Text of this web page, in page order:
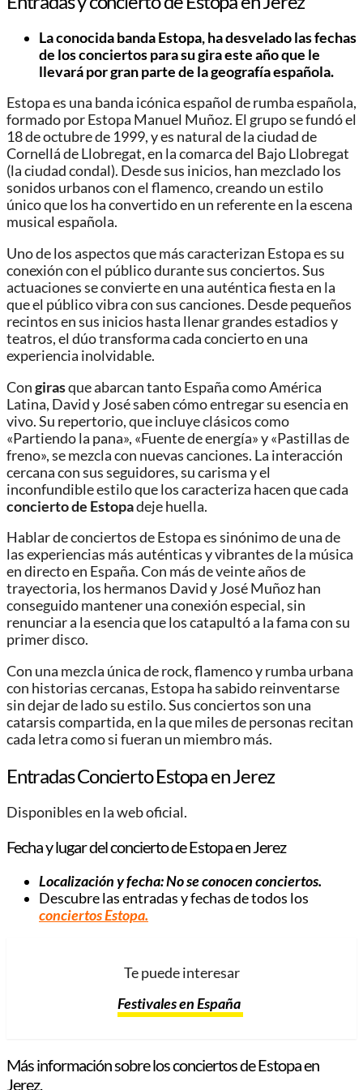
La conocida banda Estopa, ha desvelado las fechas
de los conciertos para su gira este año que le
llevará por gran parte de la geografía española.
Estopa es una banda icónica español de rumba española,
formado por Estopa Manuel Muñoz. El grupo se fundó el
18 de octubre de 1999, y es natural de la ciudad de
Cornellá de Llobregat, en la comarca del Bajo Llobregat
(la ciudad condal). Desde sus inicios, han mezclado los
sonidos urbanos con el flamenco, creando un estilo
único que los ha convertido en un referente en la escena
musical española.
Uno de los aspectos que más caracterizan Estopa es su
conexión con el público durante sus conciertos. Sus
actuaciones se convierte en una auténtica fiesta en la
que el público vibra con sus canciones. Desde pequeños
recintos en sus inicios hasta llenar grandes estadios y
teatros, el dúo transforma cada concierto en una
experiencia inolvidable.
Congirasque abarcan tanto España como América
Latina, David y José saben cómo entregar su esencia en
vivo. Su repertorio, que incluye clásicos como
«Partiendo la pana», «Fuente de energía» y «Pastillas de
freno», se mezcla con nuevas canciones. La interacción
cercana con sus seguidores, su carisma y el
inconfundible estilo que los caracteriza hacen que cada
concierto de Estopadeje huella.
Hablar de conciertos de Estopa es sinónimo de una de
las experiencias más auténticas y vibrantes de la música
en directo en España. Con más de veinte años de
trayectoria, los hermanos David y José Muñoz han
conseguido mantener una conexión especial, sin
renunciar a la esencia que los catapultó a la fama con su
primer disco.
Con una mezcla única de rock, flamenco y rumba urbana
con historias cercanas, Estopa ha sabido reinventarse
sin dejar de lado su estilo. Sus conciertos son una
catarsis compartida, en la que miles de personas recitan
cada letra como si fueran un miembro más.
Entradas Concierto Estopa en Jerez
Disponibles en la web oficial.
Fecha y lugar del concierto de Estopa en Jerez
Localización y fecha: No se conocen conciertos.
Descubre las entradas y fechas de todos los
conciertos Estopa.
Te puede interesar
Festivales en España
Más información sobre los conciertos de Estopa en
Jerez.